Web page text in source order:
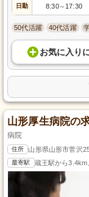
日勤 8:30～ 17:30
50代活躍 40代活躍
お気に入り
山形厚生病院の
病院
住所 山形県山形市菅沢
最寄駅 蔵王駅から